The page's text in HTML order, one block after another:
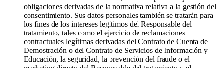
obligaciones derivadas de la normativa relativa a la gestión del
consentimiento. Sus datos personales también se tratarán para
los fines de los intereses legítimos del Responsable del
tratamiento, tales como el ejercicio de reclamaciones
contractuales legítimas derivadas del Contrato de Cuenta de
Demostración o del Contrato de Servicios de Información y
Educación, la seguridad, la prevención del fraude o el